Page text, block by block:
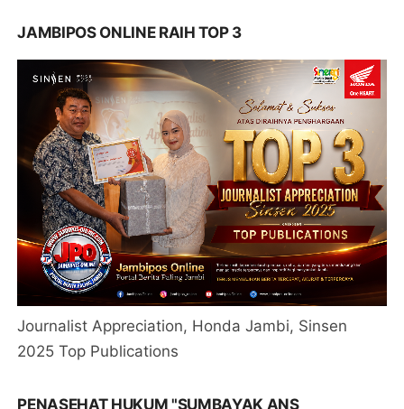
JAMBIPOS ONLINE RAIH TOP 3
Journalist Appreciation, Honda Jambi, Sinsen
2025 Top Publications
PENASEHAT HUKUM "SUMBAYAK ANS